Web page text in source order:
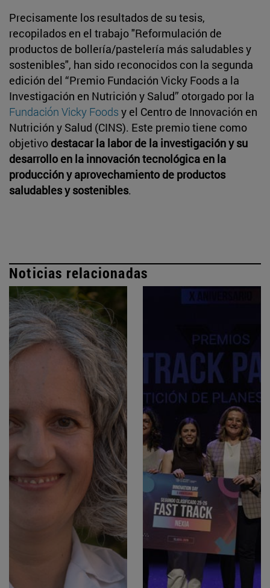
Precisamente los resultados de su tesis,
recopilados en el trabajo "Reformulación de
productos de bollería/pastelería más saludables y
sostenibles", han sido reconocidos con la segunda
edición del “Premio Fundación Vicky Foods a la
Investigación en Nutrición y Salud” otorgado por la
Fundación Vicky Foods y el Centro de Innovación en
Nutrición y Salud (CINS). Este premio tiene como
objetivo destacar la labor de la investigación y su
desarrollo en la innovación tecnológica en la
producción y aprovechamiento de productos
saludables y sostenibles.
Noticias relacionadas